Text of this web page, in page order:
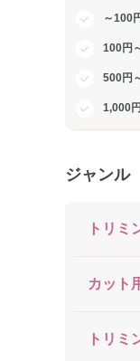
ファン
QIX
わんわ
ファン
マルジ
アスク
～100
100円
500円
1,000
ジャンル
トリミ
カット
トリミ